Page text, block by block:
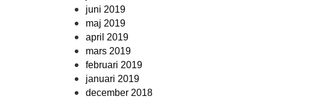
juni 2019
maj 2019
april 2019
mars 2019
februari 2019
januari 2019
december 2018